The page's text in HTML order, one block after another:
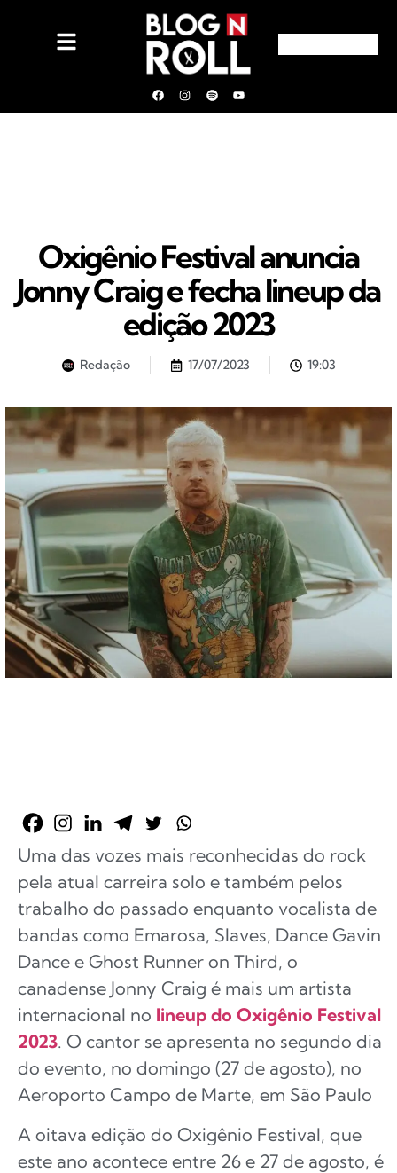
Oxigênio Festival anuncia
Jonny Craig e fecha lineup da
edição 2023
Redação 17/07/2023 19:03
Uma das vozes mais reconhecidas do rock
pela atual carreira solo e também pelos
trabalho do passado enquanto vocalista de
bandas como Emarosa, Slaves, Dance Gavin
Dance e Ghost Runner on Third, o
canadense Jonny Craig é mais um artista
internacional no lineup do Oxigênio Festival
2023. O cantor se apresenta no segundo dia
do evento, no domingo (27 de agosto), no
Aeroporto Campo de Marte, em São Paulo
A oitava edição do Oxigênio Festival, que
este ano acontece entre 26 e 27 de agosto, é